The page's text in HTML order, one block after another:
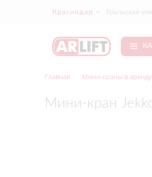
Краснодар Уральская
Главная Мини-краны в аренду
Мини-кран